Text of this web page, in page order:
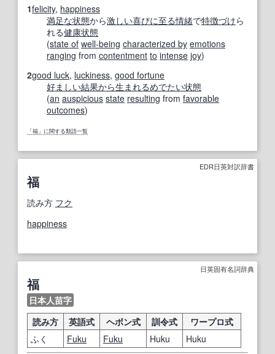
1felicity, happiness
満足な状態から激しい喜びに至る情緒で特徴づけら
れる健康状態
(state of well-being characterized by emotions
ranging from contentment to intense joy)
2good luck, luckiness, good fortune
好ましい結果から生まれるめでたい状態
(an auspicious state resulting from favorable
outcomes)
「福」に関する類語一覧
EDR日英対訳辞書
福
読み方 フク
happiness
日英固有名詞辞典
福
日本人苗字
読み方
英語式 ヘボン式 訓令式
ワープロ式
ふく
Fuku Fuku Huku Huku